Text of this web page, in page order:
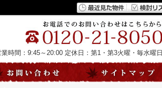
業時間：9:45～20:00 定休日：第1・第3火曜・毎水曜日